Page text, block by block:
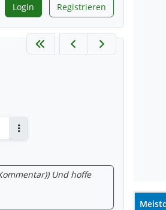
Login Registrieren
Und hoffe